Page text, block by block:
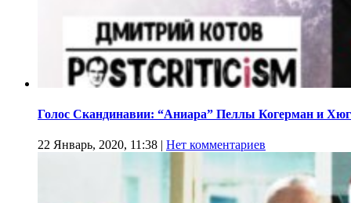
Голос Скандинавии: “Аниара” Пеллы Когерман и
22 Январь, 2020, 11:38 | Нет комментариев